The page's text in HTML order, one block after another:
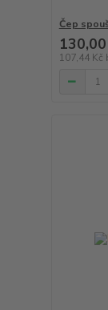
Čep
107,44 Kč